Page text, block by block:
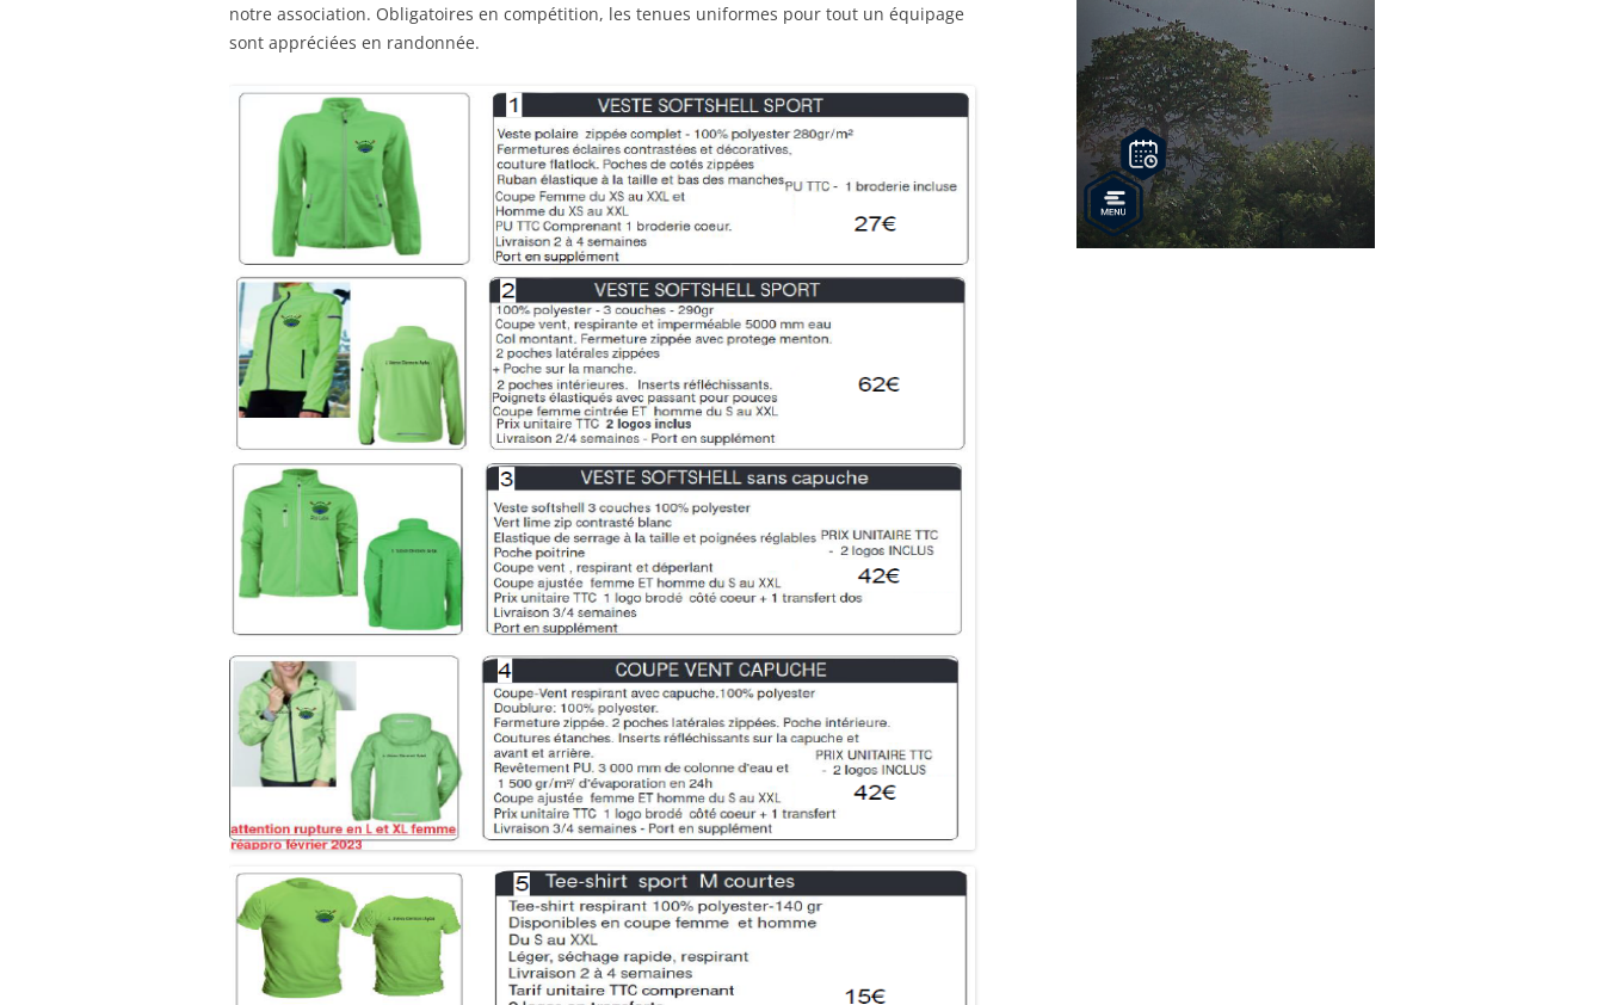
notre association. Obligatoires en compétition, les tenues uniformes pour tout un équipage
sont appréciées en randonnée.